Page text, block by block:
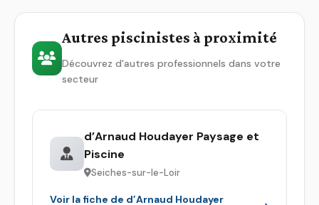
Autres piscinistes à proximité
Découvrez d'autres professionnels dans votre
secteur
d’Arnaud Houdayer Paysage et
Piscine
Seiches-sur-le-Loir
Voir la fiche de d’Arnaud Houdayer